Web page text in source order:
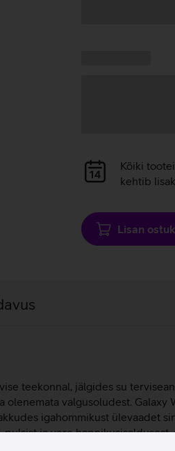
Andmete
laadimine
Kõiki
kehtib
Lisan
teekonnal, jälgides su
valgusoludest.
igahommikust ülevaadet
ja vere
kui tervislik on sinu praegune